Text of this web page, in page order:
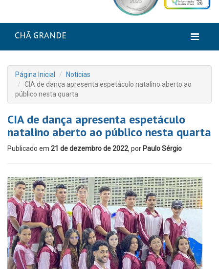
CHÃ GRANDE
Página Inicial
Notícias
CIA de dança apresenta espetáculo natalino aberto ao
público nesta quarta
CIA de dança apresenta espetáculo
natalino aberto ao público nesta quarta
Publicado em 21 de dezembro de 2022, por Paulo Sérgio